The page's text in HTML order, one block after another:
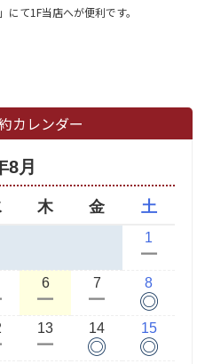
て1F当店へが便利です。
カレンダー
8月
木 金 土
1
ー
6
ー
7
ー
8
◎
13
ー
14
◎
15
◎